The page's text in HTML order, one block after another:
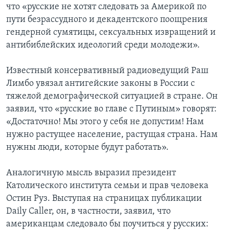
что «русские не хотят следовать за Америкой по
пути безрассудного и декадентского поощрения
гендерной сумятицы, сексуальных извращений и
антибиблейских идеологий среди молодежи».
Известный консервативный радиоведущий Раш
Лимбо увязал антигейские законы в России с
тяжелой демографической ситуацией в стране. Он
заявил, что «русские во главе с Путиным» говорят:
«Достаточно! Мы этого у себя не допустим! Нам
нужно растущее население, растущая страна. Нам
нужны люди, которые будут работать».
Аналогичную мысль выразил президент
Католического института семьи и прав человека
Остин Руз. Выступая на страницах публикации
Daily Caller, он, в частности, заявил, что
американцам следовало бы поучиться у русских: